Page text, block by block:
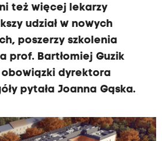
też więcej lekarzy
udział w nowych
poszerzy szkolenia
prof. Bartłomiej Guzik
dyrektora
pytała Joanna Gąska.